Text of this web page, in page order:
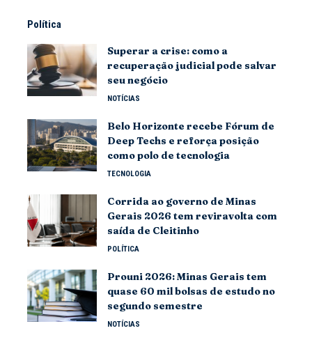
Política
Superar a crise: como a
recuperação judicial pode salvar
seu negócio
NOTÍCIAS
Belo Horizonte recebe Fórum de
Deep Techs e reforça posição
como polo de tecnologia
TECNOLOGIA
Corrida ao governo de Minas
Gerais 2026 tem reviravolta com
saída de Cleitinho
POLÍTICA
Prouni 2026: Minas Gerais tem
quase 60 mil bolsas de estudo no
segundo semestre
NOTÍCIAS